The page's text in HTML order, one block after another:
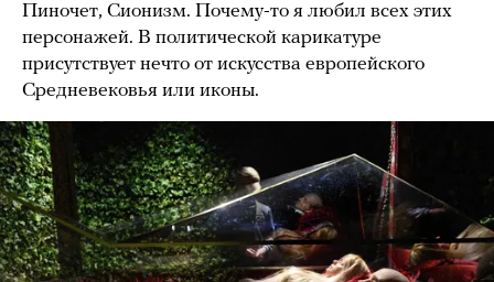
Пиночет, Сионизм. Почему-то я любил всех этих
персонажей. В политической карикатуре
присутствует нечто от искусства европейского
Средневековья или иконы.